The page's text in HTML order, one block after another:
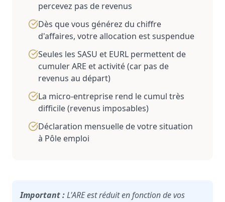
percevez pas de revenus
Dès que vous générez du chiffre
d'affaires, votre allocation est suspendue
Seules les SASU et EURL permettent de
cumuler ARE et activité (car pas de
revenus au départ)
La micro-entreprise rend le cumul très
difficile (revenus imposables)
Déclaration mensuelle de votre situation
à Pôle emploi
Important :L'ARE est réduit en fonction de vos